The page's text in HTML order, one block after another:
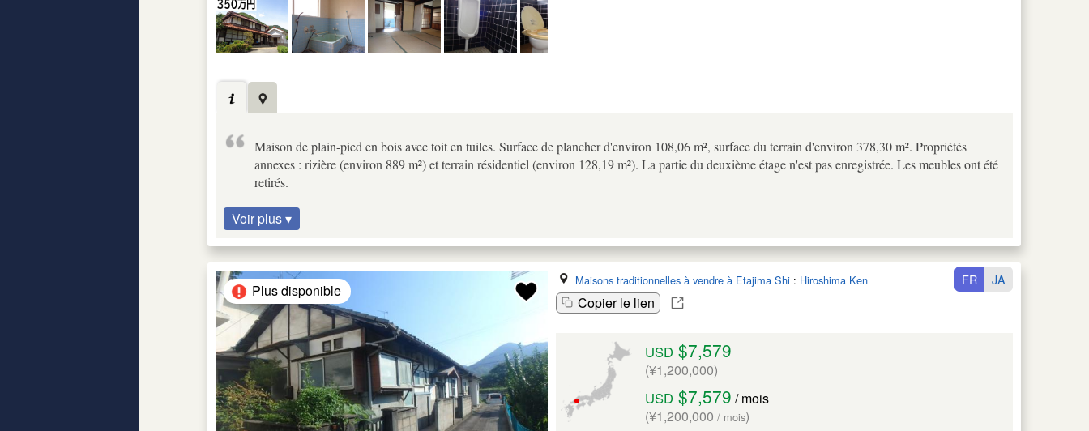
Maison de plain-pied en bois avec toit en tuiles. Surface de plancher d'environ 108,06 m², surface du terrain d'environ 378,30 m². Propriétés
annexes : rizière (environ 889 m²) et terrain résidentiel (environ 128,19 m²). La partie du deuxième étage n'est pas enregistrée. Les meubles ont été
retirés.
Voir plus ▾
Plus disponible
Maisons traditionnelles à vendre à Etajima Shi : Hiroshima Ken
Copier le lien
FR JA
USD $7,579
(¥1,200,000)
USD $7,579 / mois
(¥1,200,000 / mois)